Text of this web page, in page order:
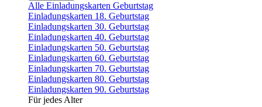
Alle Einladungskarten Geburtstag
Einladungskarten 18. Geburtstag
Einladungskarten 30. Geburtstag
Einladungskarten 40. Geburtstag
Einladungskarten 50. Geburtstag
Einladungskarten 60. Geburtstag
Einladungskarten 70. Geburtstag
Einladungskarten 80. Geburtstag
Einladungskarten 90. Geburtstag
Für jedes Alter